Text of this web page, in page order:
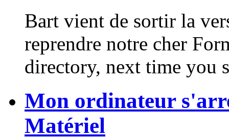
Bart vient de sortir la
reprendre notre cher
directory, next time you
Mon ordinateur
Matériel